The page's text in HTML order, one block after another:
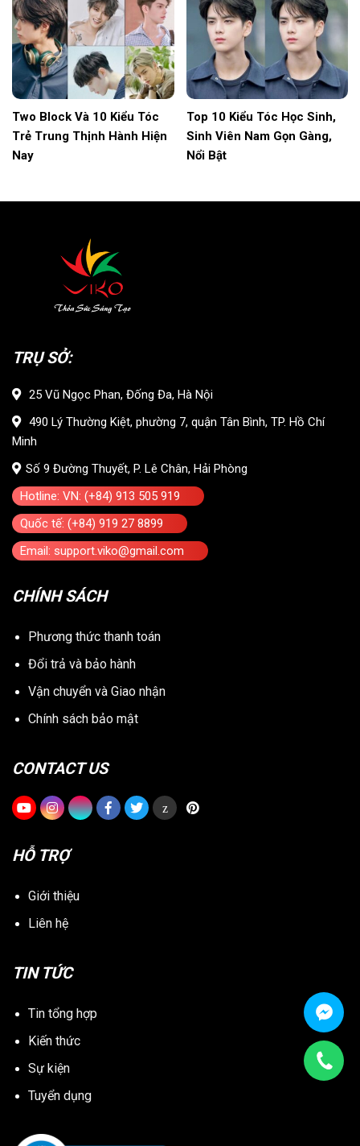
Two Block Và 10 Kiểu Tóc
Trẻ Trung Thịnh Hành Hiện
Nay
Top 10 Kiểu Tóc Học Sinh,
Sinh Viên Nam Gọn Gàng,
Nổi Bật
TRỤ SỞ:
25 Vũ Ngọc Phan, Đống Đa, Hà Nội
490 Lý Thường Kiệt, phường 7, quận Tân Bình, TP. Hồ Chí
Minh
Số 9 Đường Thuyết, P. Lê Chân, Hải Phòng
Hotline: VN: (+84) 913 505 919
Quốc tế: (+84) 919 27 8899
Email: support.viko@gmail.com
CHÍNH SÁCH
Phương thức thanh toán
Đổi trả và bảo hành
Vận chuyển và Giao nhận
Chính sách bảo mật
CONTACT US
z
HỖ TRỢ
Giới thiệu
Liên hệ
TIN TỨC
Tin tổng hợp
Kiến thức
Sự kiện
Tuyển dụng